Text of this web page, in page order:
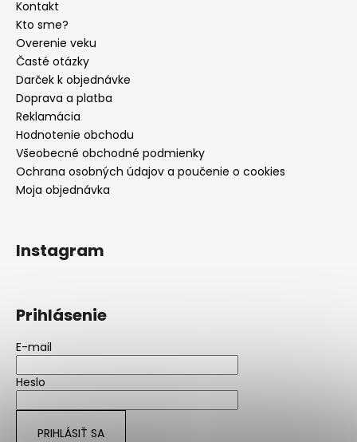
Kontakt
Kto sme?
Overenie veku
Časté otázky
Darček k objednávke
Doprava a platba
Reklamácia
Hodnotenie obchodu
Všeobecné obchodné podmienky
Ochrana osobných údajov a poučenie o cookies
Moja objednávka
Instagram
Prihlásenie
E-mail
Heslo
PRIHLÁSIŤ SA